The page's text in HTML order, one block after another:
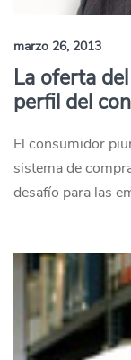
marzo 26, 2013
La oferta
perfil del
El consumidor
sistema de
desafío para las